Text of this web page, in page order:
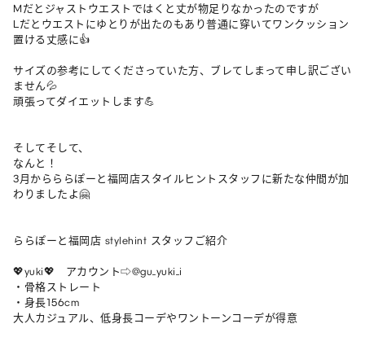
Mだとジャストウエストではくと丈が物足りなかったのですが
Lだとウエストにゆとりが出たのもあり普通に穿いてワンクッション
置ける丈感に👍
サイズの参考にしてくださっていた方、ブレてしまって申し訳ござい
ません💦
頑張ってダイエットします💪
そしてそして、
なんと！
3月からららぽーと福岡店スタイルヒントスタッフに新たな仲間が加
わりましたよ🤗
ららぽーと福岡店 stylehint スタッフご紹介
💖yuki💖　アカウント⇨@gu_yuki_i
・骨格ストレート
・身長156cm
大人カジュアル、低身長コーデやワントーンコーデが得意